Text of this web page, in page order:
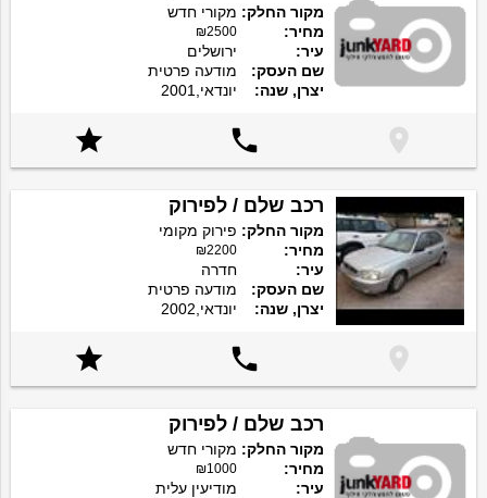
מקור החלק: מקורי חדש
מחיר:
₪2500
עיר:
ירושלים
שם העסק:
מודעה פרטית
יצרן, שנה:
יונדאי,2001



רכב שלם / לפירוק
מקור החלק: פירוק מקומי
מחיר:
₪2200
עיר:
חדרה
שם העסק:
מודעה פרטית
יצרן, שנה:
יונדאי,2002



רכב שלם / לפירוק
מקור החלק: מקורי חדש
מחיר:
₪1000
עיר:
מודיעין עלית